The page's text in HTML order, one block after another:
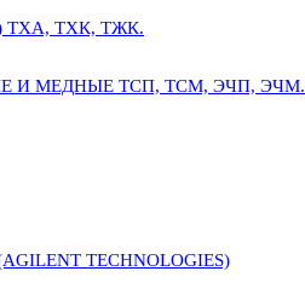
ТХА, ТХК, ТЖК.
И МЕДНЫЕ ТСП, ТСМ, ЭЧП, ЭЧМ.
TECHNOLOGIES)